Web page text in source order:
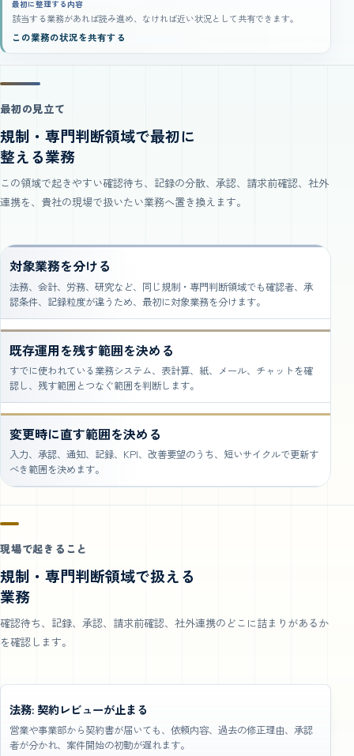
最初に整理する内容
該当する業務があれば読み進め、なければ近い状況として共有できます。
この業務の状況を共有する
最初の見立て
規制・専門判断領域で最初に
整える業務
この領域で起きやすい確認待ち、記録の分散、承認、請求前確認、社外
連携を、貴社の現場で扱いたい業務へ置き換えます。
対象業務を分ける
法務、会計、労務、研究など、同じ規制・専門判断領域でも確認者、承
認条件、記録粒度が違うため、最初に対象業務を分けます。
既存運用を残す範囲を決める
すでに使われている業務システム、表計算、紙、メール、チャットを確
認し、残す範囲とつなぐ範囲を判断します。
変更時に直す範囲を決める
入力、承認、通知、記録、KPI、改善要望のうち、短いサイクルで更新す
べき範囲を決めます。
現場で起きること
規制・専門判断領域で扱える
業務
確認待ち、記録、承認、請求前確認、社外連携のどこに詰まりがあるか
を確認します。
法務: 契約レビューが止まる
営業や事業部から契約書が届いても、依頼内容、過去の修正理由、承認
者が分かれ、案件開始の初動が遅れます。